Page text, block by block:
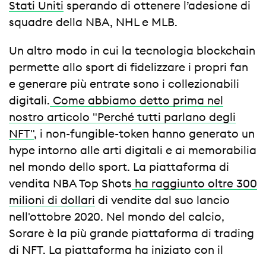
Stati Uniti sperando di ottenere l’adesione di
squadre della NBA, NHL e MLB.
Un altro modo in cui la tecnologia blockchain
permette allo sport di fidelizzare i propri fan
e generare più entrate sono i collezionabili
digitali. Come abbiamo detto prima nel
nostro articolo "Perché tutti parlano degli
NFT", i non-fungible-token hanno generato un
hype intorno alle arti digitali e ai memorabilia
nel mondo dello sport. La piattaforma di
vendita NBA Top Shots ha raggiunto oltre 300
milioni di dollari di vendite dal suo lancio
nell'ottobre 2020. Nel mondo del calcio,
Sorare è la più grande piattaforma di trading
di NFT. La piattaforma ha iniziato con il